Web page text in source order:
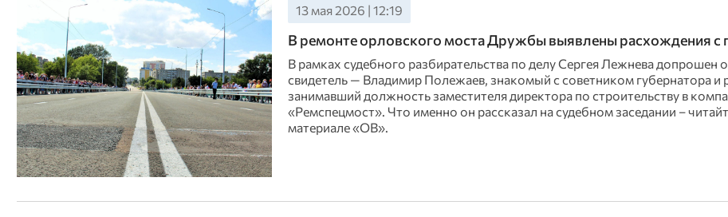
13 мая 2026 | 12:19
В ремонте орловского моста Дружбы выявлены расхождения с
В рамках судебного разбирательства по делу Сергея Лежнева допрошен
свидетель — Владимир Полежаев, знакомый с советником губернатора и
занимавший должность заместителя директора по строительству в
«Ремспецмост». Что именно он рассказал на судебном заседании –
материале «ОВ».